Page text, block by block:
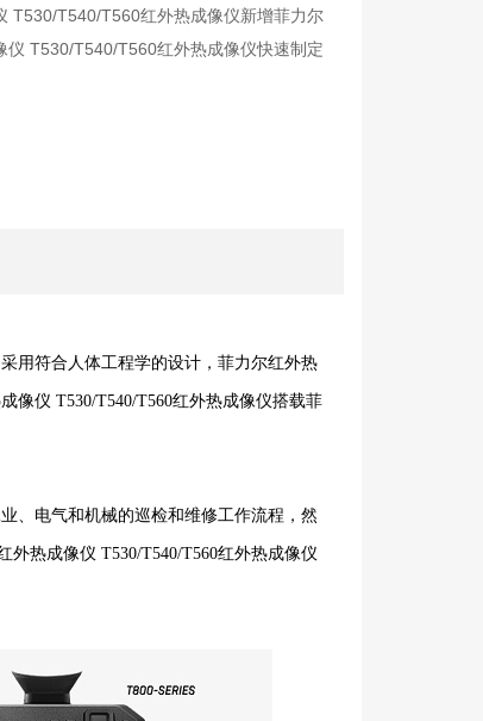
T530/T540/T560红外热成像仪新增菲力尔
仪 T530/T540/T560红外热成像仪快速制定
用符合人体工程学的设计，菲力尔红外热
像仪 T530/T540/T560红外热成像仪搭载菲
、电气和机械的巡检和维修工作流程，然
热成像仪 T530/T540/T560红外热成像仪